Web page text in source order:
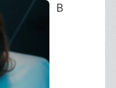
В